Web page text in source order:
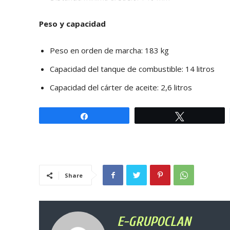
Peso y capacidad
Peso en orden de marcha: 183 kg
Capacidad del tanque de combustible: 14 litros
Capacidad del cárter de aceite: 2,6 litros
Share
E-GRUPOCLAN